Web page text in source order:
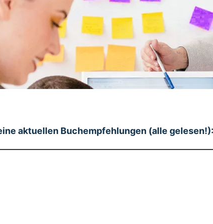
aktuellen Buchempfehlungen (alle gelesen!):